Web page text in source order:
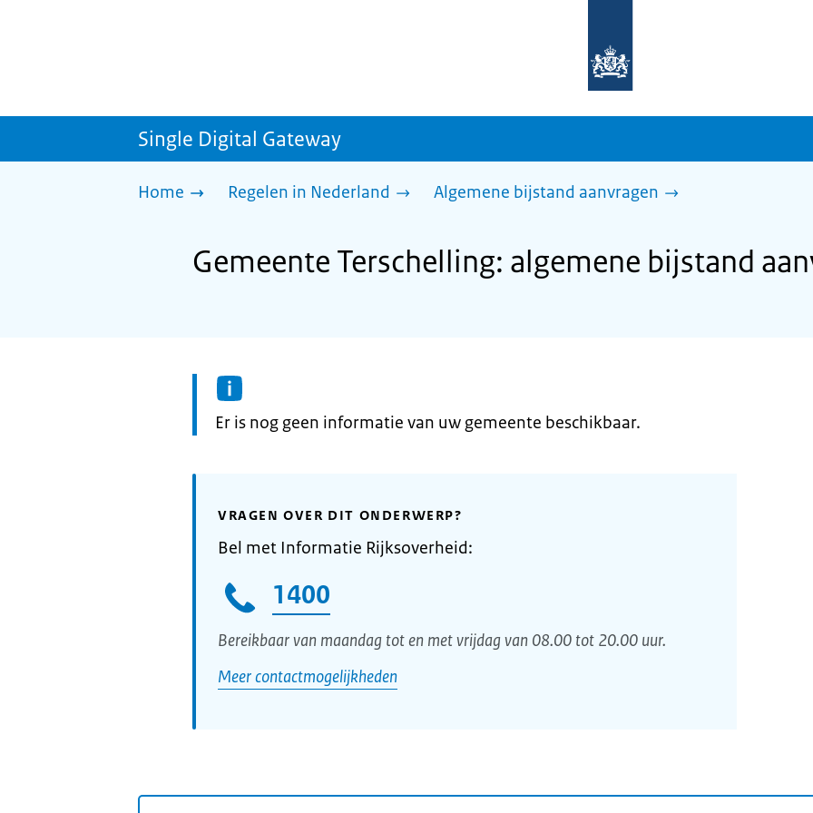
homepage
sdg.rijksoverheid.nl
Single Digital Gateway
Home Regelen in Nederland Algemene bijstand aanvragen
Gemeente Terschelling: algemene bijstand
Informatie:
Er is nog geen informatie van uw gemeente beschikbaar.
VRAGEN OVER DIT ONDERWERP?
Bel met Informatie Rijksoverheid:
1400
Bereikbaar van maandag tot en met vrijdag van 08.00 tot 20.00 uur.
Meer contactmogelijkheden